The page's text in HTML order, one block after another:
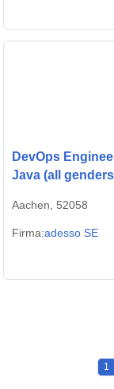
DevOps
Java (all
Aachen, 52058
Firma:adesso SE
1